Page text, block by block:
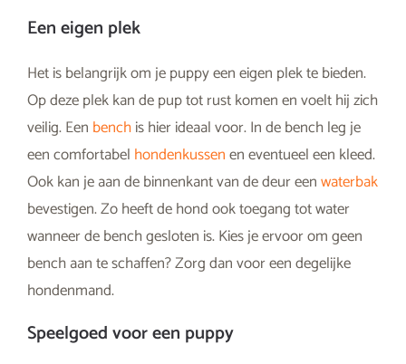
Een eigen plek
Het is belangrijk om je puppy een eigen plek te bieden.
Op deze plek kan de pup tot rust komen en voelt hij zich
veilig. Een benchis hier ideaal voor. In de bench leg je
een comfortabel hondenkussenen eventueel een kleed.
Ook kan je aan de binnenkant van de deur eenwaterbak
bevestigen. Zo heeft de hond ook toegang tot water
wanneer de bench gesloten is. Kies je ervoor om geen
bench aan te schaffen? Zorg dan voor een degelijke
hondenmand.
Speelgoed voor een puppy